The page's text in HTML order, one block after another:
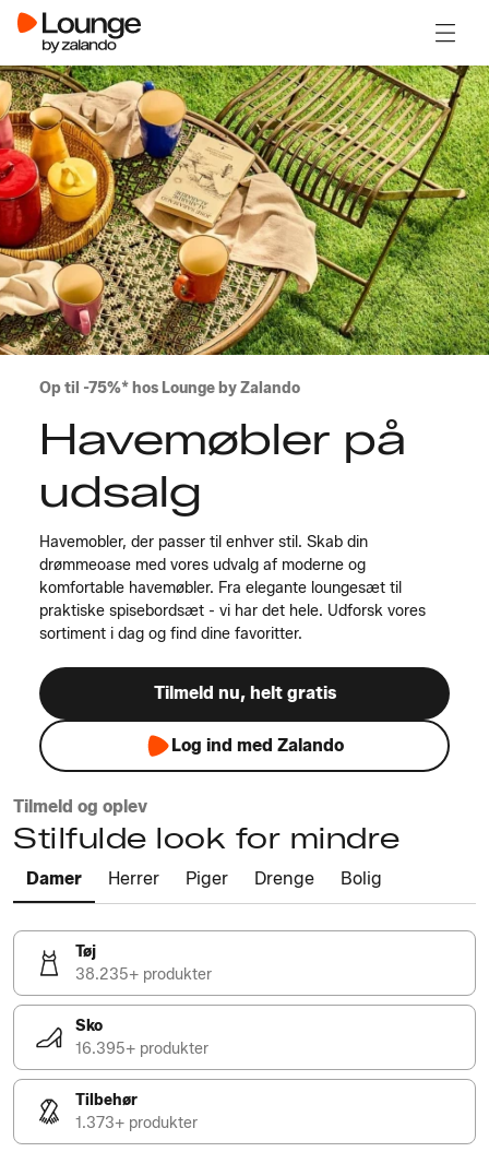
Op til -75%* hos Lounge by Zalando
Havemøbler på
udsalg
Havemobler, der passer til enhver stil. Skab din
drømmeoase med vores udvalg af moderne og
komfortable havemøbler. Fra elegante loungesæt til
praktiske spisebordsæt - vi har det hele. Udforsk vores
sortiment i dag og find dine favoritter.
Tilmeld nu, helt gratis
Log ind med Zalando
Tilmeld og oplev
Stilfulde look for mindre
Damer Herrer Piger Drenge Bolig
Tøj
38.235+ produkter
Sko
16.395+ produkter
Tilbehør
1.373+ produkter